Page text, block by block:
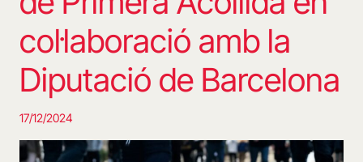
col·laboració amb la
Diputació de Barcelona
17/12/2024